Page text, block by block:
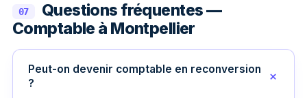
07
Questions fréquentes —
Comptable à Montpellier
Peut-on devenir comptable en reconversion
?